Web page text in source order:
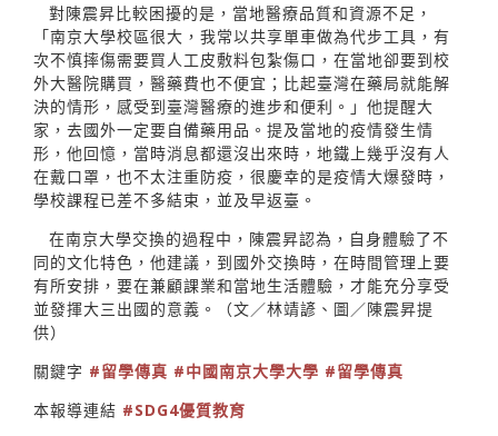
對陳震昇比較困擾的是，當地醫療品質和資源不足，
「南京大學校區很大，我常以共享單車做為代步工具，有
次不慎摔傷需要買人工皮敷料包紮傷口，在當地卻要到校
外大醫院購買，醫藥費也不便宜；比起臺灣在藥局就能解
決的情形，感受到臺灣醫療的進步和便利。」他提醒大
家，去國外一定要自備藥用品。提及當地的疫情發生情
形，他回憶，當時消息都還沒出來時，地鐵上幾乎沒有人
在戴口罩，也不太注重防疫，很慶幸的是疫情大爆發時，
學校課程已差不多結束，並及早返臺。
在南京大學交換的過程中，陳震昇認為，自身體驗了不
同的文化特色，他建議，到國外交換時，在時間管理上要
有所安排，要在兼顧課業和當地生活體驗，才能充分享受
並發揮大三出國的意義。（文／林靖諺、圖／陳震昇提
供）
關鍵字 #留學傳真 #中國南京大學大學 #留學傳真
本報導連結 #SDG4優質教育